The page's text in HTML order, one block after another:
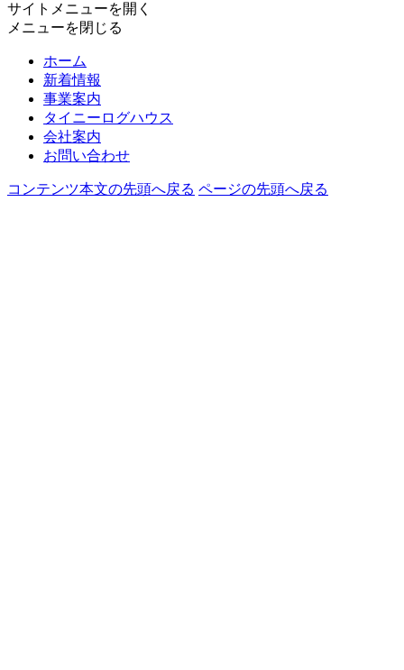
サイトメニューを開く
メニューを閉じる
ホーム
新着情報
事業案内
タイニーログハウス
会社案内
お問い合わせ
コンテンツ本文の先頭へ戻る ページの先頭へ戻る